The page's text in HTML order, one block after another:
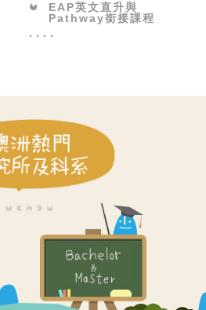
EAP英文直升與
Pathway銜接課程